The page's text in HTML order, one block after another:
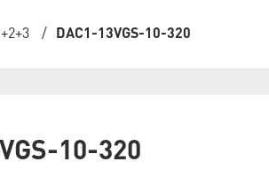
/ DAC1-13VGS-10-320
10-320